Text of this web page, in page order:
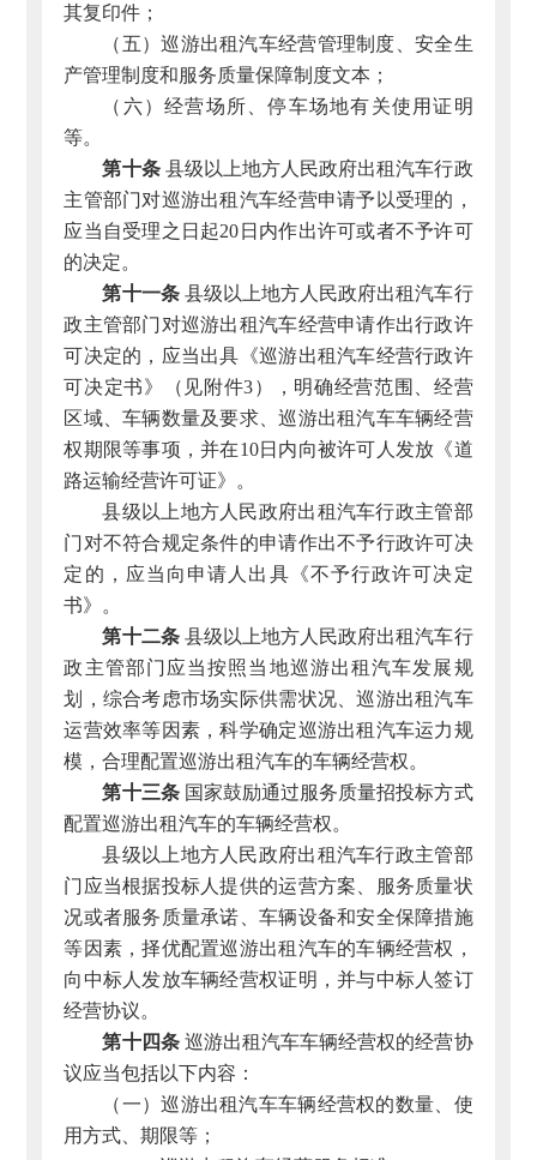
其复印件；
（五）巡游出租汽车经营管理制度、安全生
产管理制度和服务质量保障制度文本；
（六）经营场所、停车场地有关使用证明
等。
第十条县级以上地方人民政府出租汽车行政
主管部门对巡游出租汽车经营申请予以受理的，
应当自受理之日起20日内作出许可或者不予许可
的决定。
第十一条县级以上地方人民政府出租汽车行
政主管部门对巡游出租汽车经营申请作出行政许
可决定的，应当出具《巡游出租汽车经营行政许
可决定书》（见附件3），明确经营范围、经营
区域、车辆数量及要求、巡游出租汽车车辆经营
权期限等事项，并在10日内向被许可人发放《道
路运输经营许可证》。
县级以上地方人民政府出租汽车行政主管部
门对不符合规定条件的申请作出不予行政许可决
定的，应当向申请人出具《不予行政许可决定
书》。
第十二条县级以上地方人民政府出租汽车行
政主管部门应当按照当地巡游出租汽车发展规
划，综合考虑市场实际供需状况、巡游出租汽车
运营效率等因素，科学确定巡游出租汽车运力规
模，合理配置巡游出租汽车的车辆经营权。
第十三条国家鼓励通过服务质量招投标方式
配置巡游出租汽车的车辆经营权。
县级以上地方人民政府出租汽车行政主管部
门应当根据投标人提供的运营方案、服务质量状
况或者服务质量承诺、车辆设备和安全保障措施
等因素，择优配置巡游出租汽车的车辆经营权，
向中标人发放车辆经营权证明，并与中标人签订
经营协议。
第十四条巡游出租汽车车辆经营权的经营协
议应当包括以下内容：
（一）巡游出租汽车车辆经营权的数量、使
用方式、期限等；